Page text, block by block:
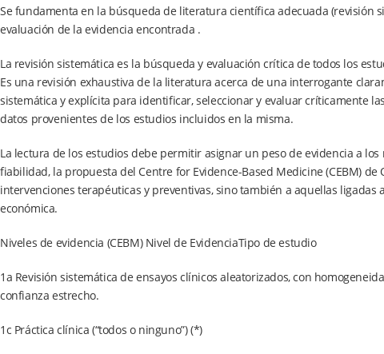
Se fundamenta en la búsqueda de literatura científica adecuada (revisión
evaluación de la evidencia encontrada .
La revisión sistemática es la búsqueda y evaluación crítica de todos los
Es una revisión exhaustiva de la literatura acerca de una interrogante
sistemática y explícita para identificar, seleccionar y evaluar críticamente
datos provenientes de los estudios incluidos en la misma.
La lectura de los estudios debe permitir asignar un peso de evidencia a
fiabilidad, la propuesta del Centre for Evidence-Based Medicine (CEBM)
intervenciones terapéuticas y preventivas, sino también a aquellas ligadas
económica.
Niveles de evidencia (CEBM) Nivel de EvidenciaTipo de estudio
1a Revisión sistemática de ensayos clínicos aleatorizados, con
confianza estrecho.
1c Práctica clínica (“todos o ninguno”) (*)